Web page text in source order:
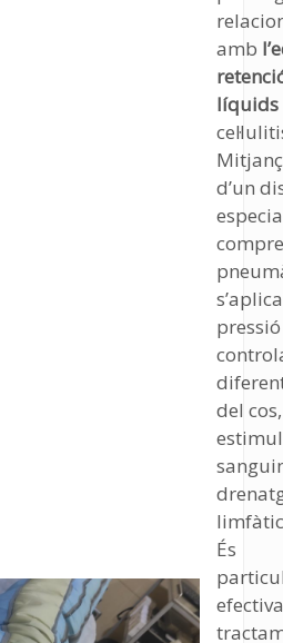
amb
líquids
d’un
pressió
del cos,
És